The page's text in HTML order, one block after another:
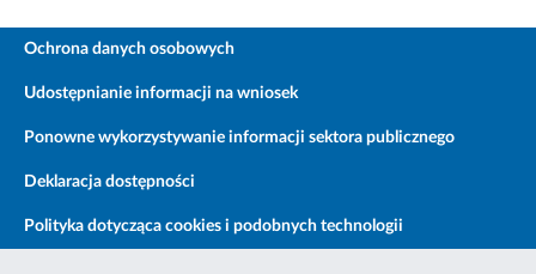
Ochrona danych osobowych
Udostępnianie informacji na wniosek
Ponowne wykorzystywanie informacji sektora publicznego
Deklaracja dostępności
Polityka dotycząca cookies i podobnych technologii